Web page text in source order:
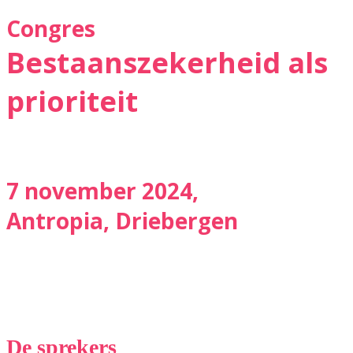
Congres
Bestaanszekerheid als
prioriteit
7 november 2024,
Antropia, Driebergen
De sprekers